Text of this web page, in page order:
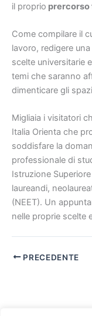
il proprio
Come compilare il
lavoro, redigere
scelte universitarie
temi che saranno
dimenticare gli
Migliaia i visitatori
Italia Orienta che
soddisfare la
professionale di
Istruzione
laureandi,
(NEET). Un
nelle proprie scelte
PRECEDENTE